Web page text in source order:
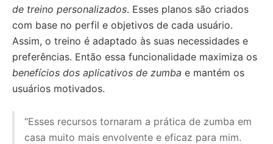
de treino personalizados. Esses planos são criados
com base no perfil e objetivos de cada usuário.
Assim, o treino é adaptado às suas necessidades e
preferências. Então essa funcionalidade maximiza os
benefícios dos aplicativos de zumba e mantém os
usuários motivados.
“Esses recursos tornaram a prática de zumba em
casa muito mais envolvente e eficaz para mim.